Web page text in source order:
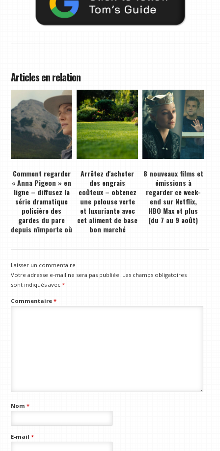
Articles en relation
Comment regarder
« Anna Pigeon » en
ligne – diffusez la
série dramatique
policière des
gardes du parc
depuis n'importe où
Arrêtez d'acheter
des engrais
coûteux – obtenez
une pelouse verte
et luxuriante avec
cet aliment de base
bon marché
8 nouveaux films et
émissions à
regarder ce week-
end sur Netflix,
HBO Max et plus
(du 7 au 9 août)
Laisser un commentaire
Votre adresse e-mail ne sera pas publiée. Les champs obligatoires
sont indiqués avec*
Commentaire*
Nom*
E-mail*